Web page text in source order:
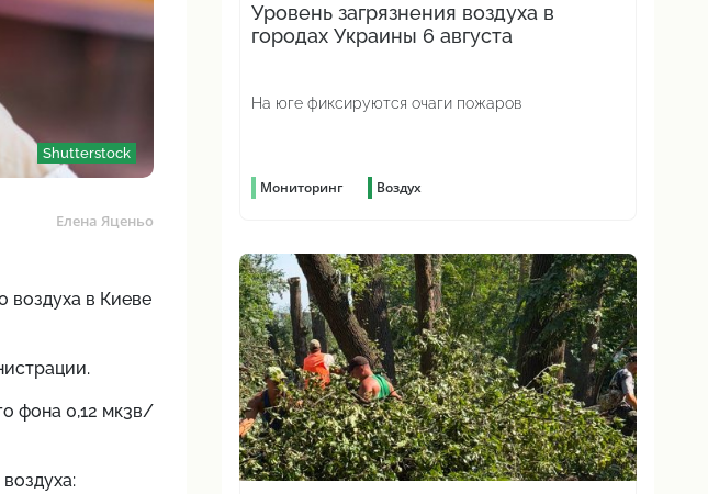
Shutterstock
Елена Яценьо
воздуха в Киеве
фона 0,12 мк3в/
Уровень загрязнения воздуха в
городах Украины 6 августа
На юге фиксируются очаги пожаров
Мониторинг Воздух